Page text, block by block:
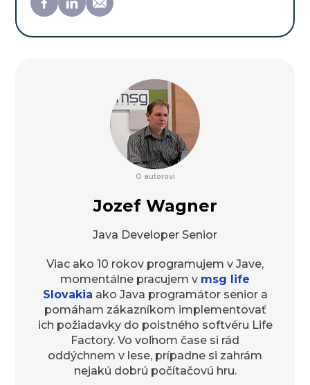
O autorovi
Jozef Wagner
Java Developer Senior
Viac ako 10 rokov programujem v Jave,
momentálne pracujem v msg life
Slovakia ako Java programátor senior a
pomáham zákazníkom implementovať
ich požiadavky do poistného softvéru Life
Factory. Vo voľnom čase si rád
oddýchnem v lese, prípadne si zahrám
nejakú dobrú počítačovú hru.